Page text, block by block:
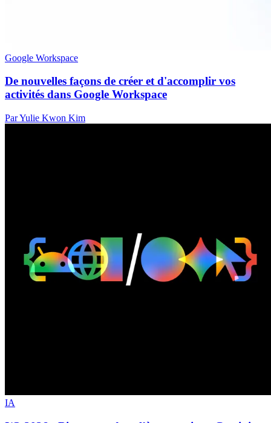
Google Workspace
De nouvelles façons de créer et d'accomplir vos
activités dans Google Workspace
Par Yulie Kwon Kim
IA